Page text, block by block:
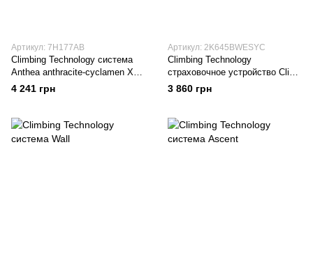
Артикул: 7H177AB
Climbing Technology система
Anthea anthracite-cyclamen XS-
S
4 241 грн
Артикул: 2K645BWESYC
Climbing Technology
страховочное устройство Click-
Up Kit orange
3 860 грн